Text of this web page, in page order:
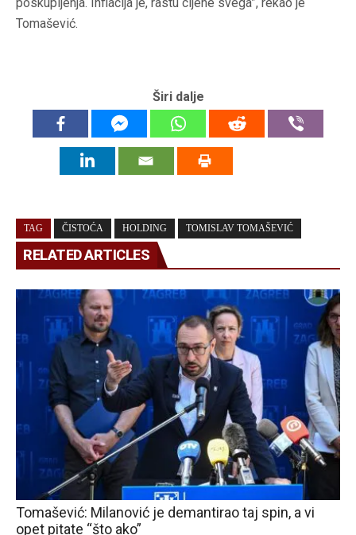
Tomašević.
Širi dalje
TAG ČISTOĆA HOLDING TOMISLAV TOMAŠEVIĆ
RELATED ARTICLES
Tomašević: Milanović je demantirao taj spin, a vi
opet pitate “što ako”